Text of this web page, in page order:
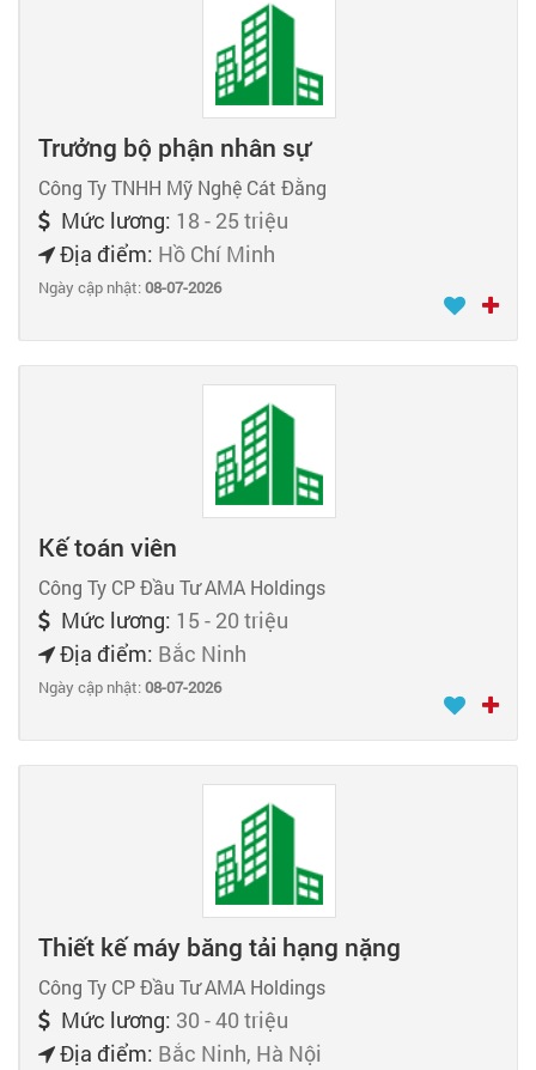
Trưởng bộ phận nhân sự
Công Ty TNHH Mỹ Nghệ Cát Đằng
Mức lương: 18 - 25 triệu
Địa điểm: Hồ Chí Minh
Ngày cập nhật:08-07-2026
Kế toán viên
Công Ty CP Đầu Tư AMA Holdings
Mức lương: 15 - 20 triệu
Địa điểm: Bắc Ninh
Ngày cập nhật:08-07-2026
Thiết kế máy băng tải hạng nặng
Công Ty CP Đầu Tư AMA Holdings
Mức lương: 30 - 40 triệu
Địa điểm: Bắc Ninh, Hà Nội